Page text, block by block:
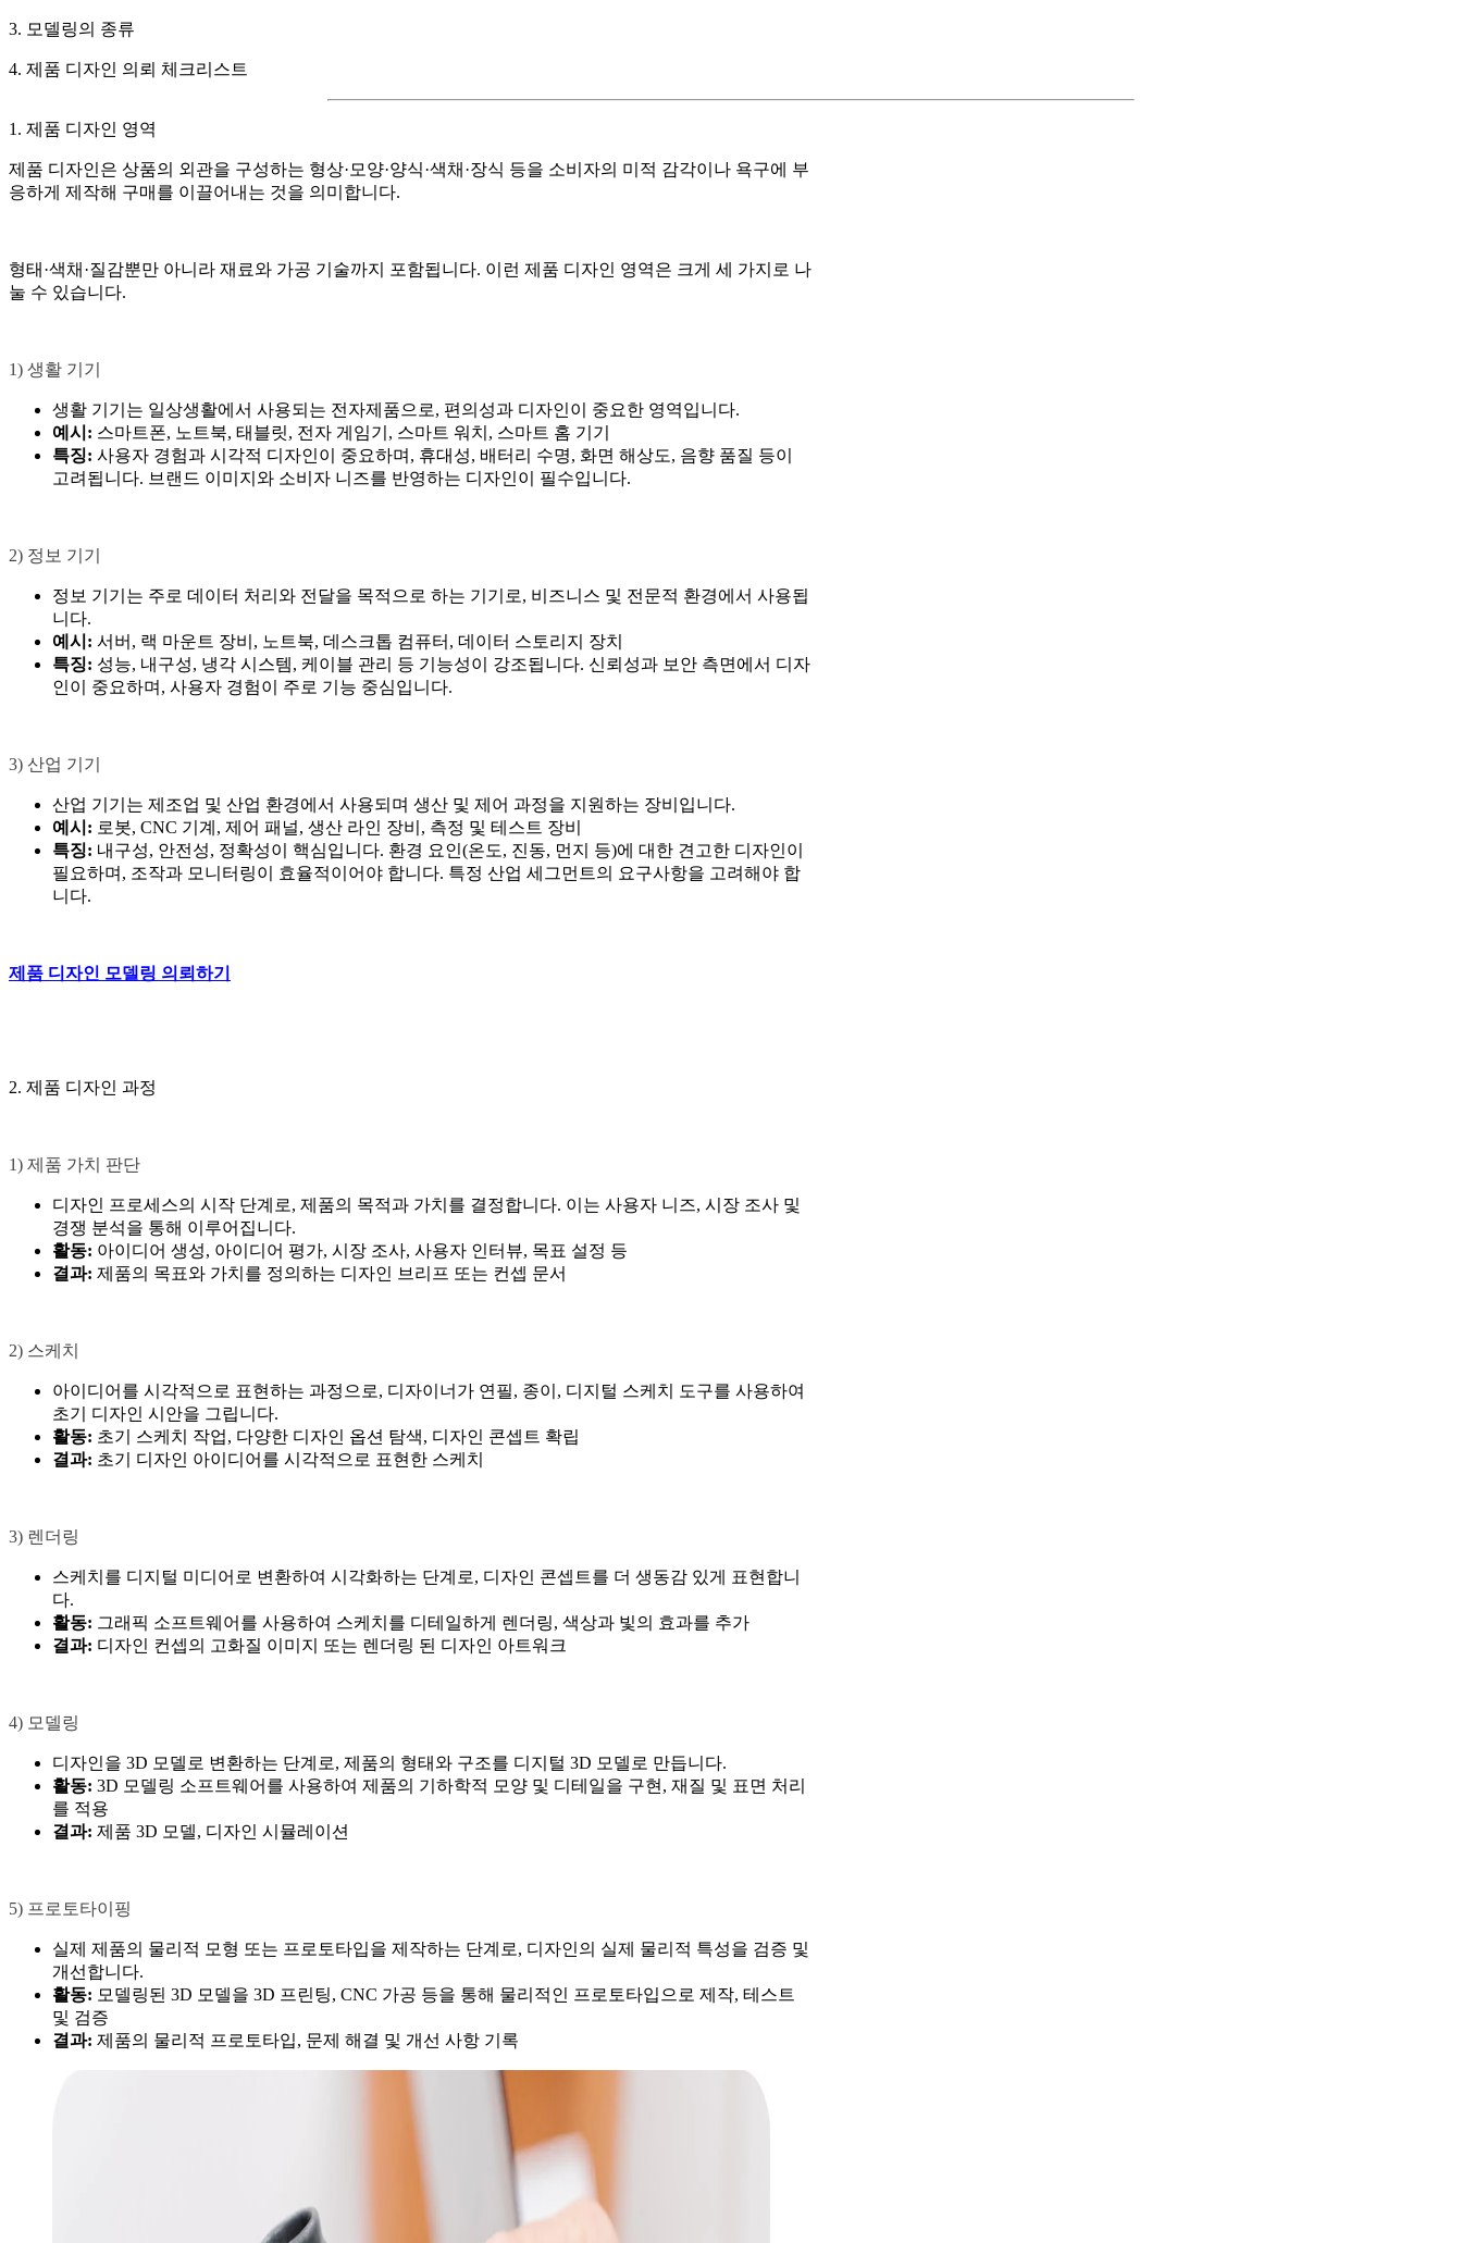
3. 모델링의 종류
4. 제품 디자인 의뢰 체크리스트
1. 제품 디자인 영역
제품 디자인은 상품의 외관을 구성하는 형상·모양·양식·색채·장식 등을 소비자의 미적 감각이나 욕구에 부
응하게 제작해 구매를 이끌어내는 것을 의미합니다.
형태·색채·질감뿐만 아니라 재료와 가공 기술까지 포함됩니다. 이런 제품 디자인 영역은 크게 세 가지로 나
눌 수 있습니다.
1) 생활 기기
생활 기기는 일상생활에서 사용되는 전자제품으로, 편의성과 디자인이 중요한 영역입니다.
예시: 스마트폰, 노트북, 태블릿, 전자 게임기, 스마트 워치, 스마트 홈 기기
특징: 사용자 경험과 시각적 디자인이 중요하며, 휴대성, 배터리 수명, 화면 해상도, 음향 품질 등이
고려됩니다. 브랜드 이미지와 소비자 니즈를 반영하는 디자인이 필수입니다.
2) 정보 기기
정보 기기는 주로 데이터 처리와 전달을 목적으로 하는 기기로, 비즈니스 및 전문적 환경에서 사용됩
니다.
예시: 서버, 랙 마운트 장비, 노트북, 데스크톱 컴퓨터, 데이터 스토리지 장치
특징: 성능, 내구성, 냉각 시스템, 케이블 관리 등 기능성이 강조됩니다. 신뢰성과 보안 측면에서 디자
인이 중요하며, 사용자 경험이 주로 기능 중심입니다.
3) 산업 기기
산업 기기는 제조업 및 산업 환경에서 사용되며 생산 및 제어 과정을 지원하는 장비입니다.
예시: 로봇, CNC 기계, 제어 패널, 생산 라인 장비, 측정 및 테스트 장비
특징: 내구성, 안전성, 정확성이 핵심입니다. 환경 요인(온도, 진동, 먼지 등)에 대한 견고한 디자인이
필요하며, 조작과 모니터링이 효율적이어야 합니다. 특정 산업 세그먼트의 요구사항을 고려해야 합
니다.
제품 디자인 모델링 의뢰하기
2. 제품 디자인 과정
1) 제품 가치 판단
디자인 프로세스의 시작 단계로, 제품의 목적과 가치를 결정합니다. 이는 사용자 니즈, 시장 조사 및
경쟁 분석을 통해 이루어집니다.
활동: 아이디어 생성, 아이디어 평가, 시장 조사, 사용자 인터뷰, 목표 설정 등
결과: 제품의 목표와 가치를 정의하는 디자인 브리프 또는 컨셉 문서
2) 스케치
아이디어를 시각적으로 표현하는 과정으로, 디자이너가 연필, 종이, 디지털 스케치 도구를 사용하여
초기 디자인 시안을 그립니다.
활동: 초기 스케치 작업, 다양한 디자인 옵션 탐색, 디자인 콘셉트 확립
결과: 초기 디자인 아이디어를 시각적으로 표현한 스케치
3) 렌더링
스케치를 디지털 미디어로 변환하여 시각화하는 단계로, 디자인 콘셉트를 더 생동감 있게 표현합니
다.
활동: 그래픽 소프트웨어를 사용하여 스케치를 디테일하게 렌더링, 색상과 빛의 효과를 추가
결과: 디자인 컨셉의 고화질 이미지 또는 렌더링 된 디자인 아트워크
4) 모델링
디자인을 3D 모델로 변환하는 단계로, 제품의 형태와 구조를 디지털 3D 모델로 만듭니다.
활동: 3D 모델링 소프트웨어를 사용하여 제품의 기하학적 모양 및 디테일을 구현, 재질 및 표면 처리
를 적용
결과: 제품 3D 모델, 디자인 시뮬레이션
5) 프로토타이핑
실제 제품의 물리적 모형 또는 프로토타입을 제작하는 단계로, 디자인의 실제 물리적 특성을 검증 및
개선합니다.
활동: 모델링된 3D 모델을 3D 프린팅, CNC 가공 등을 통해 물리적인 프로토타입으로 제작, 테스트
및 검증
결과: 제품의 물리적 프로토타입, 문제 해결 및 개선 사항 기록